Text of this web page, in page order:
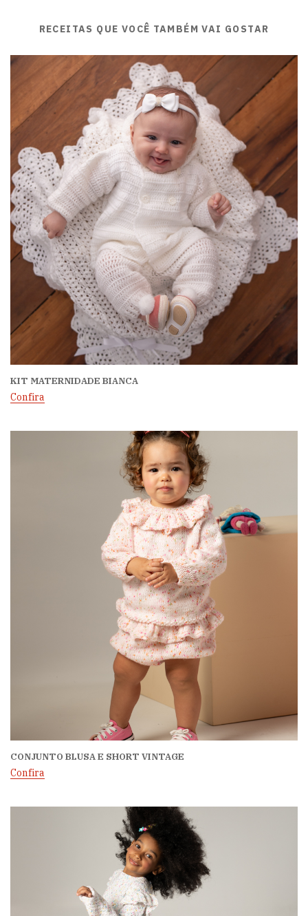
RECEITAS QUE VOCÊ TAMBÉM VAI GOSTAR
KIT MATERNIDADE BIANCA
Confira
CONJUNTO BLUSA E SHORT VINTAGE
Confira